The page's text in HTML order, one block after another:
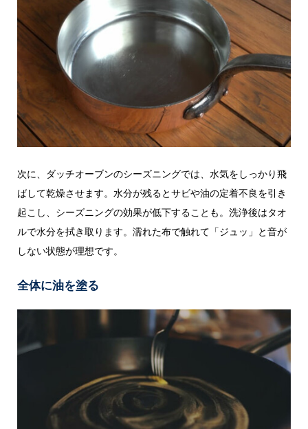
次に、ダッチオーブンのシーズニングでは、水気をしっかり飛
ばして乾燥させます。水分が残るとサビや油の定着不良を引き
起こし、シーズニングの効果が低下することも。洗浄後はタオ
ルで水分を拭き取ります。濡れた布で触れて「ジュッ」と音が
しない状態が理想です。
全体に油を塗る